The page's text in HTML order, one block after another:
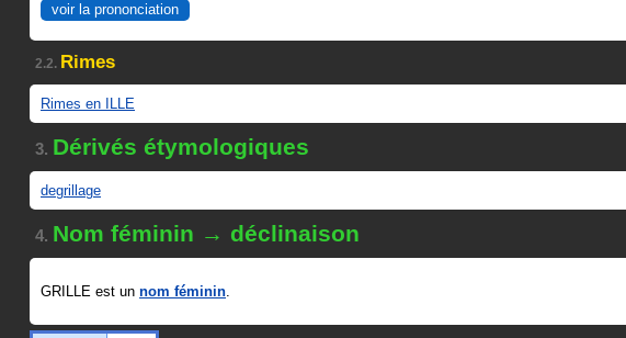
voir la prononciation
2.2. Rimes
Rimes en ILLE
3. Dérivés étymologiques
degrillage
4. Nom féminin → déclinaison
GRILLE est un nom féminin.